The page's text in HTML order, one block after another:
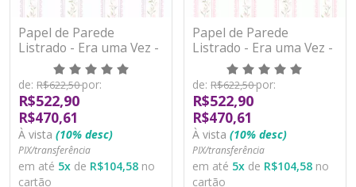
Papel de Parede
Listrado - Era uma Vez -
89938 - Vinílico
de: R$622,50por:
R$522,90
R$470,61
À vista (10% desc)
PIX/transferência
em até 5x de R$104,58 no
cartão
Papel de Parede
Listrado - Era uma Vez -
89945 - Vinílico
de: R$622,50por:
R$522,90
R$470,61
À vista (10% desc)
PIX/transferência
em até 5x de R$104,58 no
cartão